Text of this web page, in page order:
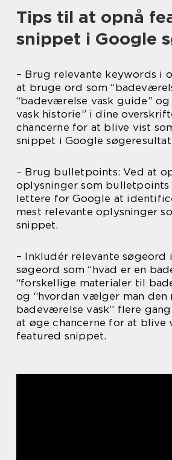
Tips til at opnå
snippet i Google
– Brug relevante keywords i
at bruge ord som
“badeværelse vask guide”
vask historie” i dine
chancerne for at blive vist
snippet i Google
– Brug bulletpoints: Ved at
oplysninger som
lettere for Google at
mest relevante oplysninger
snippet.
– Inkludér relevante søgeord
søgeord som “hvad er en
“forskellige materialer til
og “hvordan vælger man
badeværelse vask” flere
at øge chancerne for at blive
featured snippet.